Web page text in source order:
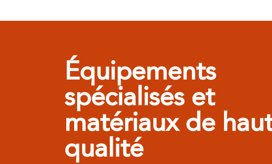
Équipements
spécialisés et
matériaux de
qualité​